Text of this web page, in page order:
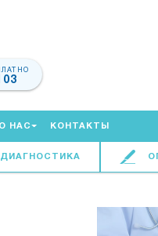
О НАС КОНТАКТЫ
ДИАГНОСТИКА